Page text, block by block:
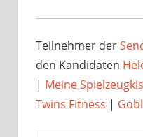
Teilnehmer der
den Kandidaten
| Meine
Twins Fitness |